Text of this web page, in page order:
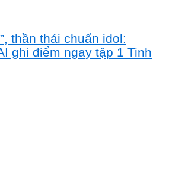
thần thái chuẩn idol:
ghi điểm ngay tập 1 Tinh